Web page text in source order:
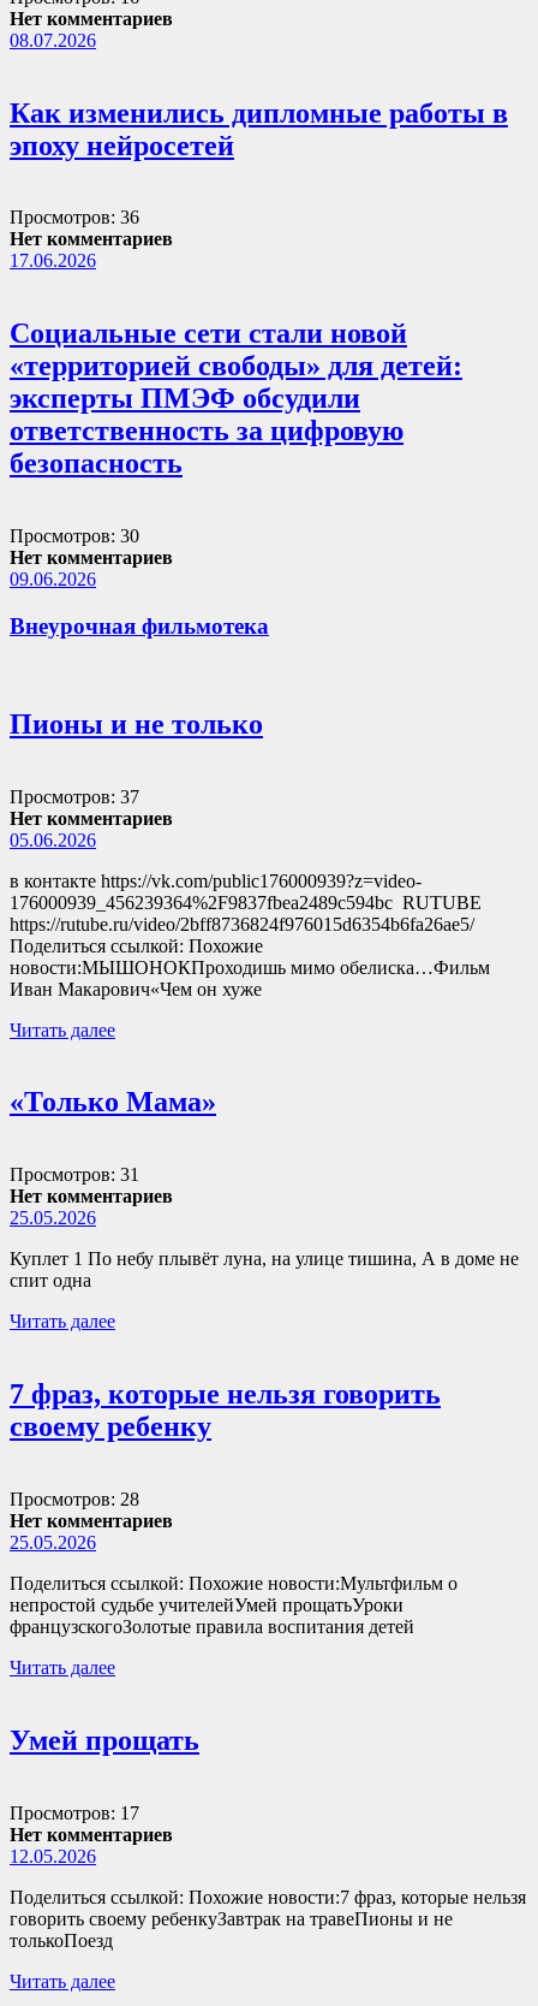
Нет комментариев
08.07.2026
Как изменились дипломные работы в
эпоху нейросетей
Просмотров: 36
Нет комментариев
17.06.2026
Социальные сети стали новой
«территорией свободы» для детей:
эксперты ПМЭФ обсудили
ответственность за цифровую
безопасность
Просмотров: 30
Нет комментариев
09.06.2026
Внеурочная фильмотека
Пионы и не только
Просмотров: 37
Нет комментариев
05.06.2026
в контакте https://vk.com/public176000939?z=video-
176000939_456239364%2F9837fbea2489c594bc RUTUBE
https://rutube.ru/video/2bff8736824f976015d6354b6fa26ae5/
Поделиться ссылкой: Похожие
новости:МЫШОНОКПроходишь мимо обелиска…Фильм
Иван Макарович«Чем он хуже
Читать далее
«Только Мама»
Просмотров: 31
Нет комментариев
25.05.2026
Куплет 1 По небу плывёт луна, на улице тишина, А в доме не
спит одна
Читать далее
7 фраз, которые нельзя говорить
своему ребенку
Просмотров: 28
Нет комментариев
25.05.2026
Поделиться ссылкой: Похожие новости:Мультфильм о
непростой судьбе учителейУмей прощатьУроки
французскогоЗолотые правила воспитания детей
Читать далее
Умей прощать
Просмотров: 17
Нет комментариев
12.05.2026
Поделиться ссылкой: Похожие новости:7 фраз, которые нельзя
говорить своему ребенкуЗавтрак на травеПионы и не
толькоПоезд
Читать далее